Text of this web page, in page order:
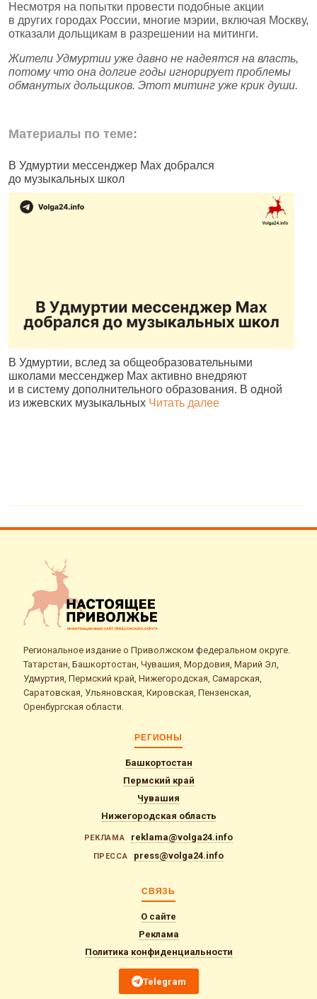
Несмотря на попытки провести подобные акции
в других городах России, многие мэрии, включая Москву,
отказали дольщикам в разрешении на митинги.
Жители Удмуртии уже давно не надеятся на власть,
потому что она долгие годы игнорирует проблемы
обманутых дольщиков. Этот митинг уже крик души.
Материалы по теме:
В Удмуртии мессенджер Max добрался
до музыкальных школ
В Удмуртии, вслед за общеобразовательными
школами мессенджер Max активно внедряют
и в систему дополнительного образования. В одной
из ижевских музыкальных Читать далее
Региональное издание о Приволжском федеральном округе.
Татарстан, Башкортостан, Чувашия, Мордовия, Марий Эл,
Удмуртия, Пермский край, Нижегородская, Самарская,
Саратовская, Ульяновская, Кировская, Пензенская,
Оренбургская области.
РЕГИОНЫ
Башкортостан
Пермский край
Чувашия
Нижегородская область
РЕКЛАМА reklama@volga24.info
ПРЕССА press@volga24.info
СВЯЗЬ
О сайте
Реклама
Политика конфиденциальности
Telegram